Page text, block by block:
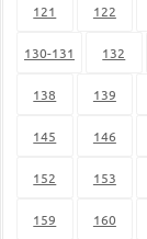
121 122
130-131 132
138 139
145 146
152 153
159 160